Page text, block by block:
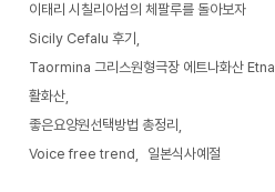
이태리 시칠리아섬의 체팔루를 돌아보자
Sicily Cefalu 후기
Taormina 그리스원형극장 에트나화산 Etna
활화산
좋은요양원선택방법 총정리
Voice free trend
일본식사예절